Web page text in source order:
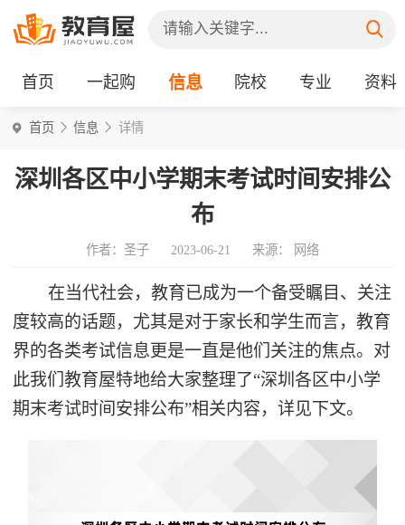
首页 一起购 信息 院校 专业 资料
首页 信息 详情
深圳各区中小学期末考试时间安排公
布
作者：圣子 2023-06-21 来源： 网络
在当代社会，教育已成为一个备受瞩目、关注
度较高的话题，尤其是对于家长和学生而言，教育
界的各类考试信息更是一直是他们关注的焦点。对
此我们教育屋特地给大家整理了“深圳各区中小学
期末考试时间安排公布”相关内容，详见下文。